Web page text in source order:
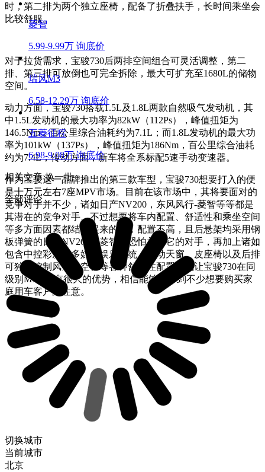
时，第二排为两个独立座椅，配备了折叠扶手，长时间乘坐会
比较舒服。
对于拉货需求，宝骏730后两排空间组合可灵活调整，第二
排、第三排可放倒也可完全拆除，最大可扩充至1680L的储物
空间。
动力方面，宝骏730搭载1.5L及1.8L两款自然吸气发动机，其
中1.5L发动机的最大功率为82kW（112Ps），峰值扭矩为
146.5Nm，百公里综合油耗约为7.1L；而1.8L发动机的最大功
率为101kW（137Ps），峰值扭矩为186Nm，百公里综合油耗
约为7.4L；传动方面，新车将全系标配5速手动变速器。
作为宝骏这一品牌推出的第三款车型，宝骏730想要打入的便
是十万元左右7座MPV市场。目前在该市场中，其将要面对的
竞争对手并不少，诸如日产NV200，东风风行-菱智等等都是
其潜在的竞争对手。不过想要将车内配置、舒适性和乘坐空间
等多方面因素都结合起来的话，配置不高，且后悬架均采用钢
板弹簧的日产NV200和菱智等恐怕并非它的对手，再加上诸如
包含中控彩屏的多媒体娱乐系统、电动天窗、皮座椅以及后排
可独立控制风量的空调等各种舒适性配置，也让宝骏730在同
级别MPV中有很大的优势，相信能够吸引到不少想要购买家
庭用车客户的注意。
菱智
5.99-9.99万 询底价
瑞风M3
6.58-12.29万 询底价
五菱征程
6.98-9.08万 询底价
相关文章换一批
全部评论
切换城市
当前城市
北京